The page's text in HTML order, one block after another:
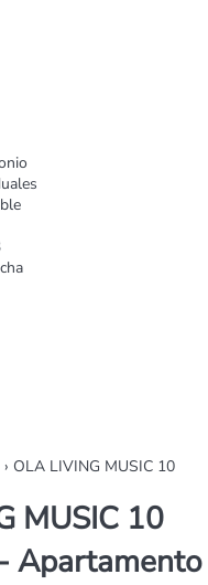
› OLA LIVING MUSIC 10
MUSIC 10
Apartamento